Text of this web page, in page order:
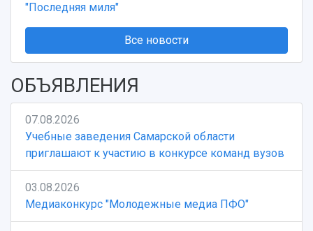
"Последняя миля"
Все новости
ОБЪЯВЛЕНИЯ
07.08.2026
Учебные заведения Самарской области
приглашают к участию в конкурсе команд вузов
03.08.2026
Медиаконкурс "Молодежные медиа ПФО"